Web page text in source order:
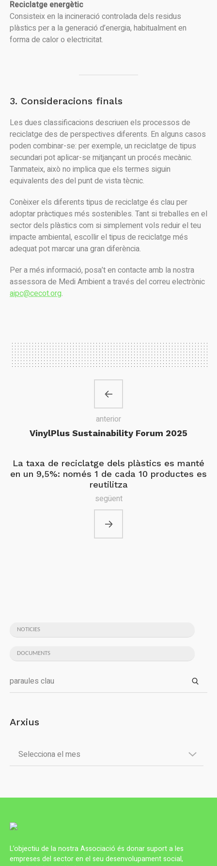
Reciclatge energètic
Consisteix en la incineració controlada dels residus
plàstics per a la generació d’energia, habitualment en
forma de calor o electricitat.
3. Consideracions finals
Les dues classificacions descriuen els processos de
reciclatge des de perspectives diferents. En alguns casos
poden combinar-se: per exemple, un reciclatge de tipus
secundari pot aplicar-se mitjançant un procés mecànic.
Tanmateix, això no implica que els termes siguin
equivalents des del punt de vista tècnic.
Conèixer els diferents tipus de reciclatge és clau per
adoptar pràctiques més sostenibles. Tant si treballes en el
sector dels plàstics com si simplement vols reduir el teu
impacte ambiental, escollir el tipus de reciclatge més
adequat pot marcar una gran diferència.
Per a més informació, posa’t en contacte amb la nostra
assessora de Medi Ambient a través del correu electrònic
aipc@cecot.org.
VinylPlus Sustainability Forum 2025
anterior
La taxa de reciclatge dels plàstics es manté
en un 9,5%: només 1 de cada 10 productes es
reutilitza
següent
NOTICIES
DOCUMENTS
Arxius
L’objectiu de la nostra Associació és donar suport a les
empreses del sector en el seu desenvolupament social,